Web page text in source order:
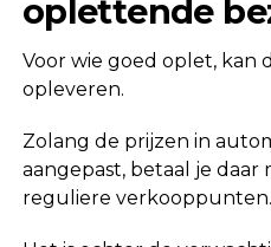
oplettende
Voor wie goed oplet, kan
opleveren.
Zolang de prijzen in
aangepast, betaal je daar
reguliere verkooppunten.